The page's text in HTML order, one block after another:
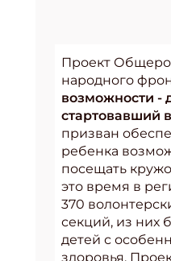
Проект
народного
возможности -
стартовавший
призван
ребенка
посещать
это время в
370
секций, из них
детей с
здоровья.